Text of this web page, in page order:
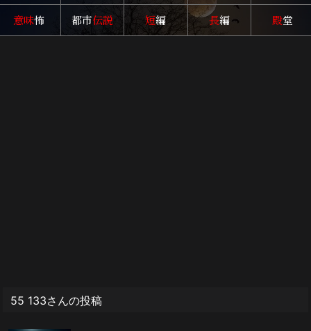
意味怖 都市伝説 短編 長編 殿堂
55 133さんの投稿